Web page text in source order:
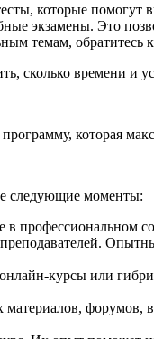
которые помогут
экзамены. Это
темам,
сколько времени и
которая
следующие моменты:
в профессиональном
курсы или
форумов,